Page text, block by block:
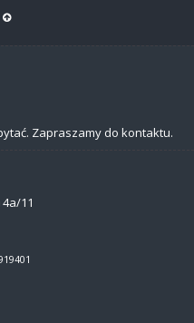
Zapraszamy do kontaktu.
11